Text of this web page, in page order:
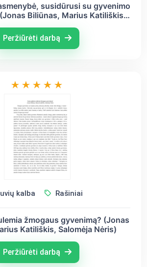
susidūrusi su gyvenimo
Biliūnas, Marius Katiliškis,
Peržiūrėti darbą
kalba Rašiniai
žmogaus gyvenimą? (Jonas
Katiliškis, Salomėja Nėris)
Peržiūrėti darbą